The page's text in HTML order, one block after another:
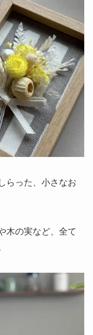
らった、小さなお
木の実など、全て